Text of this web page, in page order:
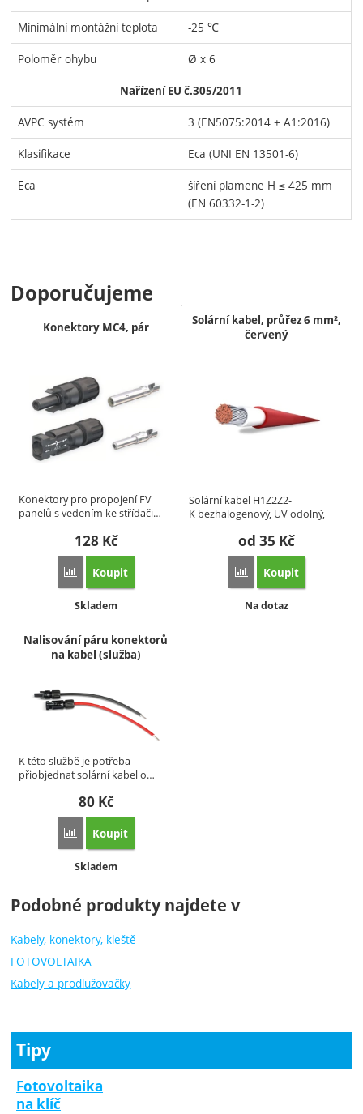
Minimální montážní teplota -25 ℃
Poloměr ohybu Ø x 6
Nařízení EU č.305/2011
AVPC systém 3 (EN5075:2014 + A1:2016)
Klasifikace Eca (UNI EN 13501-6)
Eca
šíření plamene H ≤ 425 mm
(EN 60332-1-2)
Doporučujeme
Konektory MC4, pár
Konektory pro propojení FV
panelů s vedením ke střídači…
128 Kč
Porovnat
Koupit
Dostupnost:
Skladem
Solární kabel, průřez 6 mm²,
červený
Solární kabel H1Z2Z2-
K bezhalogenový, UV odolný,
od 35 Kč
Porovnat
Koupit
Dostupnost:
Na dotaz
Nalisování páru konektorů
na kabel (služba)
K této službě je potřeba
přiobjednat solární kabel o…
80 Kč
Porovnat
Koupit
Dostupnost:
Skladem
Podobné produkty najdete v
Kabely, konektory, kleště
FOTOVOLTAIKA
Kabely a prodlužovačky
Tipy
Fotovoltaika
na klíč